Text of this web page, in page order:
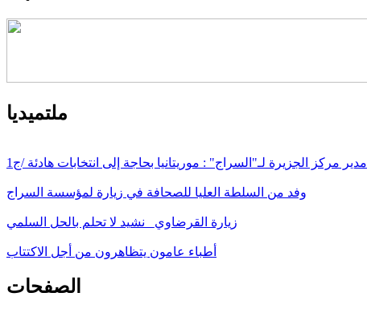
ملتميديا
مدير مركز الجزيرة لـ"السراج" : موريتانيا بحاجة إلى انتخابات هادئة /ج1
وفد من السلطة العليا للصحافة في زيارة لمؤسسة السراج
زيارة القرضاوي_ نشيد لا تحلم بالحل السلمي
أطباء عامون يتظاهرون من أجل الاكتتاب
الصفحات